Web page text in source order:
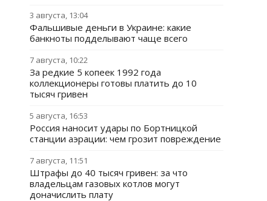
3 августа, 13:04
Фальшивые деньги в Украине: какие
банкноты подделывают чаще всего
7 августа, 10:22
За редкие 5 копеек 1992 года
коллекционеры готовы платить до 10
тысяч гривен
5 августа, 16:53
Россия наносит удары по Бортницкой
станции аэрации: чем грозит повреждение
7 августа, 11:51
Штрафы до 40 тысяч гривен: за что
владельцам газовых котлов могут
доначислить плату